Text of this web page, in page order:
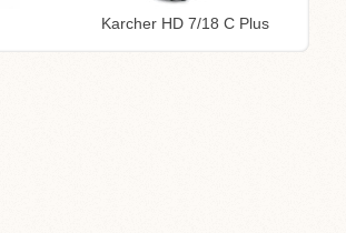
Karcher HD 7/18 C Plus